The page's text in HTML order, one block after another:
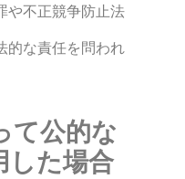
や不正競争防止法
的な責任を問われ
て公的な
した場合